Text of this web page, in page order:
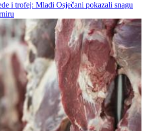
i trofej: Mladi Osječani pokazali snagu